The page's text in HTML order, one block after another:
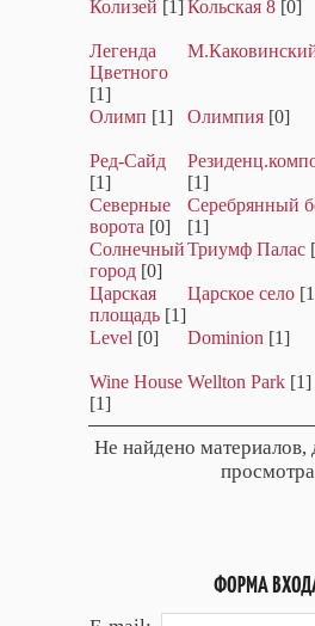
Колизей [1]Кольская 8 [0]
Легенда
Цветного
[1]
Олимп [1] Олимпия [0]
Ред-Сайд
[1]
[1]
Северные
ворота [0]
Серебрянный
[1]
Солнечный
город [0]
Триумф Палас
Царская
площадь [1]
Царское село
Level [0] Dominion [1]
Wine House
[1]
Wellton Park [1]
Не найдено материалов,
просмотра
ФОРМА